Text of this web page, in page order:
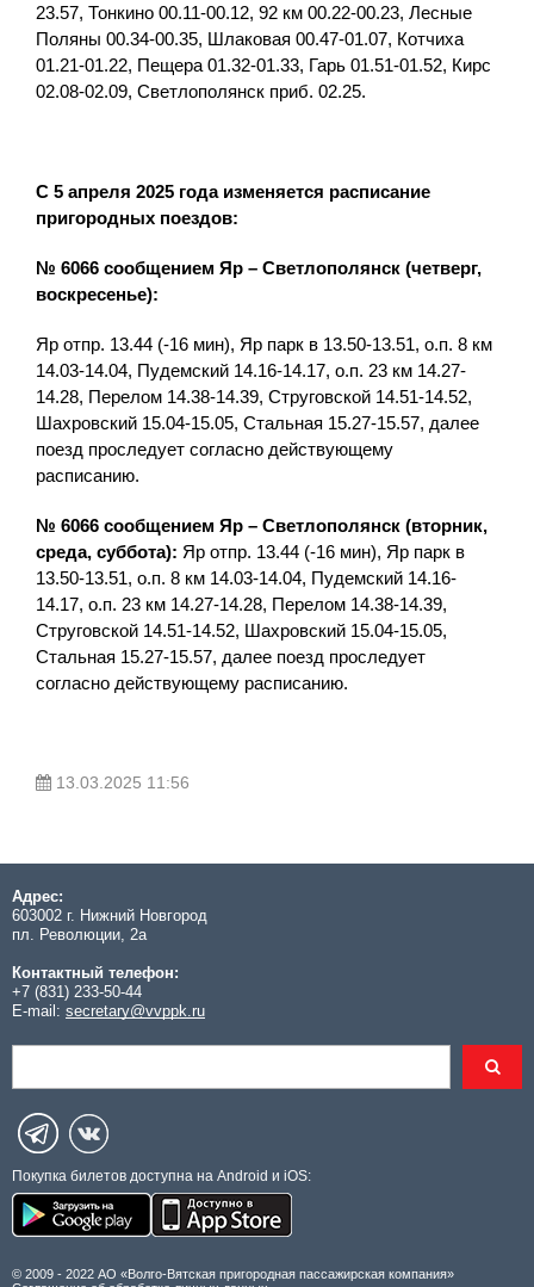
23.57, Тонкино 00.11-00.12, 92 км 00.22-00.23, Лесные
Поляны 00.34-00.35, Шлаковая 00.47-01.07, Котчиха
01.21-01.22, Пещера 01.32-01.33, Гарь 01.51-01.52, Кирс
02.08-02.09, Светлополянск приб. 02.25.
С 5 апреля 2025 года изменяется расписание
пригородных поездов:
№ 6066 сообщением Яр – Светлополянск (четверг,
воскресенье):
Яр отпр. 13.44 (-16 мин), Яр парк в 13.50-13.51, о.п. 8 км
14.03-14.04, Пудемский 14.16-14.17, о.п. 23 км 14.27-
14.28, Перелом 14.38-14.39, Струговской 14.51-14.52,
Шахровский 15.04-15.05, Стальная 15.27-15.57, далее
поезд проследует согласно действующему
расписанию.
№ 6066 сообщением Яр – Светлополянск (вторник,
среда, суббота): Яр отпр. 13.44 (-16 мин), Яр парк в
13.50-13.51, о.п. 8 км 14.03-14.04, Пудемский 14.16-
14.17, о.п. 23 км 14.27-14.28, Перелом 14.38-14.39,
Струговской 14.51-14.52, Шахровский 15.04-15.05,
Стальная 15.27-15.57, далее поезд проследует
согласно действующему расписанию.
13.03.2025 11:56
Адрес:
603002 г. Нижний Новгород
пл. Революции, 2а
Контактный телефон:
+7 (831) 233-50-44
E-mail: secretary@vvppk.ru
Покупка билетов доступна на Android и iOS:
© 2009 - 2022 АО «Волго-Вятская пригородная пассажирская компания»